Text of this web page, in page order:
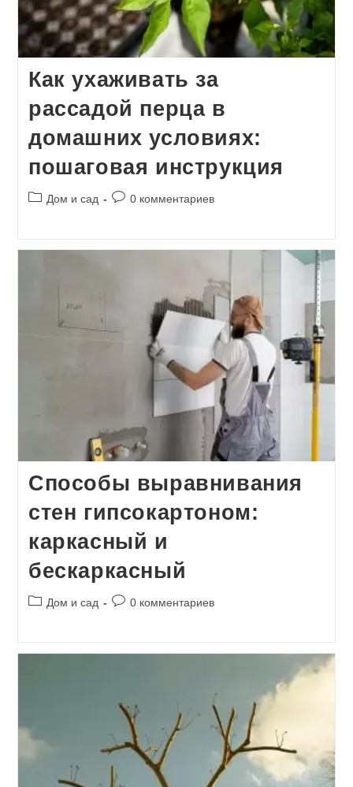
Как ухаживать за
рассадой перца в
домашних условиях:
пошаговая инструкция
РубрикаДом и сад
Комментарии
0 комментариев
Способы выравнивания
стен гипсокартоном:
каркасный и
бескаркасный
РубрикаДом и сад
Комментарии
0 комментариев